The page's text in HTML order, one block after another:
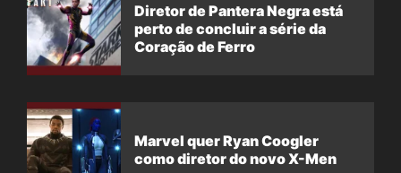
Diretor de Pantera Negra está
perto de concluir a série da
Coração de Ferro
Marvel quer Ryan Coogler
como diretor do novo X-Men